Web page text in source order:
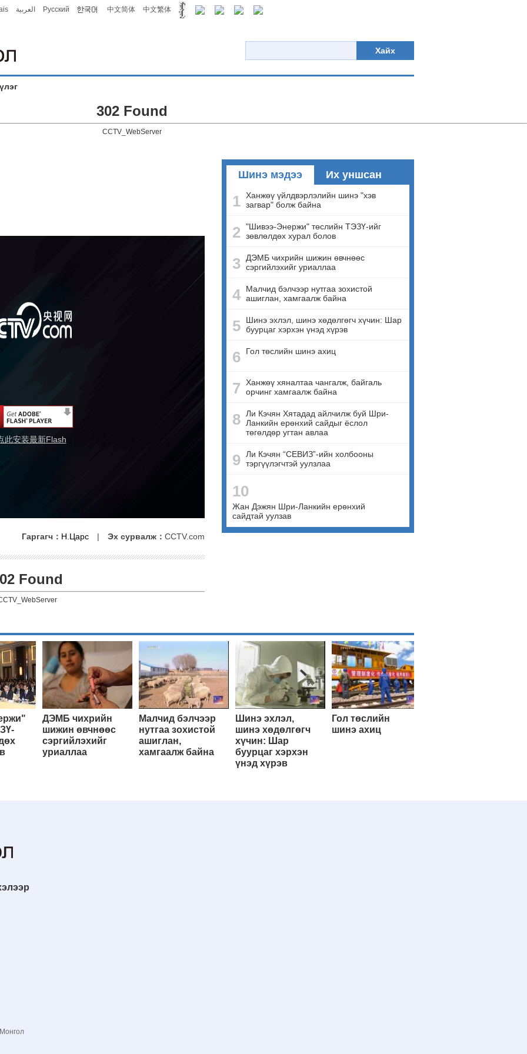
العربية Русский 中文简体 中文繁体
Хайх
302 Found
CCTV_WebServer
此安装最新Flash
Гаргагч： Н.Царс | Эх сурвалж： CCTV.com
Found
Шинэ мэдээ Их уншсан
1 Ханжөү үйлдвэрлэлийн шинэ "хэв
загвар" болж байна
2 "Шивээ-Энержи" төслийн ТЭЗҮ-ийг
зөвлөлдөх хурал болов
3
ДЭМБ чихрийн шижин өвчнөөс
сэргийлэхийг уриаллаа
4
Малчид бэлчээр нутгаа зохистой
ашиглан, хамгаалж байна
5
Шинэ эхлэл, шинэ хөдөлгөгч хүчин: Шар
буурцаг хэрхэн үнэд хүрэв
6 Гол төслийн шинэ ахиц
7
Ханжөү хяналтаа чангалж, байгаль
орчинг хамгаалж байна
8
Ли Кэчян Хятадад айлчилж буй Шри-
Ланкийн ерөнхий сайдыг ёслол
төгөлдөр угтан авлаа
9
Ли Кэчян “СЕВИЗ”-ийн холбооны
тэргүүлэгчтэй уулзлаа
10
Жан Дэжян Шри-Ланкийн ерөнхий
сайдтай уулзав
ДЭМБ чихрийн
шижин өвчнөөс
сэргийлэхийг
уриаллаа
Малчид бэлчээр
нутгаа зохистой
ашиглан,
хамгаалж байна
Шинэ эхлэл,
шинэ хөдөлгөгч
хүчин: Шар
буурцаг хэрхэн
үнэд хүрэв
Гол төслийн
шинэ ахиц